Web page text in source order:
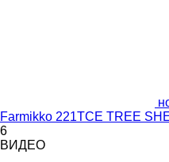
Farmikko 221TCE TREE
6
ВИДЕО